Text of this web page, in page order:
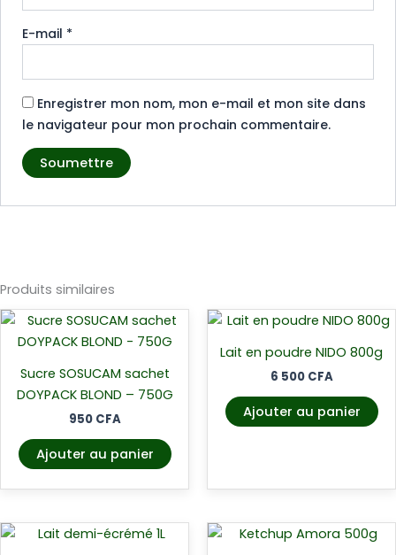
E-mail *
Enregistrer mon nom, mon e-mail et mon site dans
le navigateur pour mon prochain commentaire.
Produits similaires
Sucre SOSUCAM sachet
DOYPACK BLOND – 750G
950 CFA
Ajouter au panier
Lait en poudre NIDO 800g
6 500 CFA
Ajouter au panier